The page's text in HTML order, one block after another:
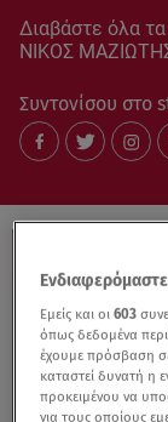
Διαβάστε όλα
ΝΙΚΟΣ
Συντονίσου στο
Εμείς και οι603
όπως δεδομένα
έχουμε πρόσβαση
καταστεί δυνατή η
προκειμένου να
για τους οποίους